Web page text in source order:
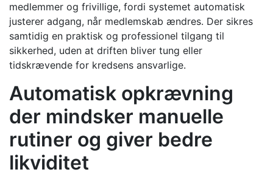
medlemmer og frivillige, fordi systemet automatisk
justerer adgang, når medlemskab ændres. Der sikres
samtidig en praktisk og professionel tilgang til
sikkerhed, uden at driften bliver tung eller
tidskrævende for kredsens ansvarlige.
Automatisk opkrævning
der mindsker manuelle
rutiner og giver bedre
likviditet